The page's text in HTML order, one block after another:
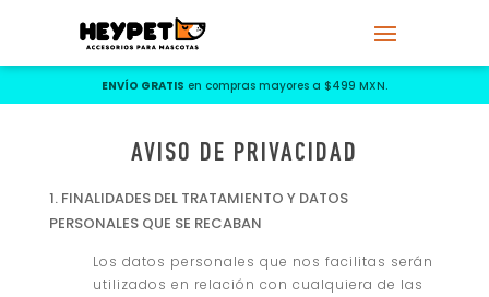
ENVÍO GRATIS en compras mayores a $499 MXN.
AVISO DE PRIVACIDAD
1. FINALIDADES DEL TRATAMIENTO Y DATOS
PERSONALES QUE SE RECABAN
Los datos personales que nos facilitas serán
utilizados en relación con cualquiera de las